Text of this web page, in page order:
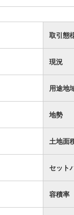
取引態
現況
用途地
地勢
土地面
セット
容積率